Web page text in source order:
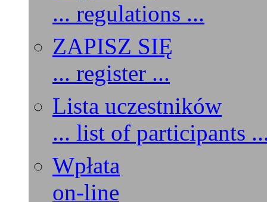
... regulations ...
ZAPISZ SIĘ
... register ...
Lista uczestników
... list of participants
Wpłata
on-line